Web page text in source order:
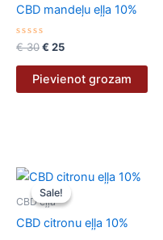
CBD mandeļu eļļa 10%
Novērtēts
0
€30€ 25
Pievienot grozam
Sale!
Sale!
CBD eļļa
CBD citronu eļļa 10%
Original
price
was:
Current
price
is: